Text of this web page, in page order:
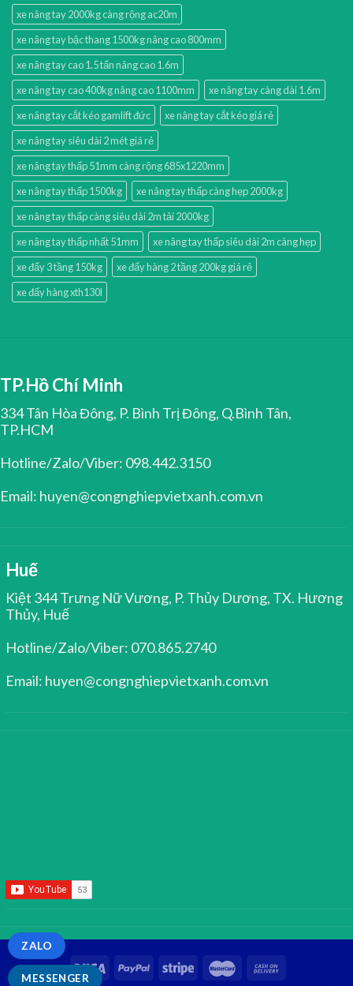
xe nâng tay 2000kg càng rộng ac20m
xe nâng tay bậc thang 1500kg nâng cao 800mm
xe nâng tay cao 1.5 tấn nâng cao 1.6m
xe nâng tay cao 400kg nâng cao 1100mm
xe nâng tay càng dài 1.6m
xe nâng tay cắt kéo gamlift đức
xe nâng tay cắt kéo giá rẻ
xe nâng tay siêu dài 2 mét giá rẻ
xe nâng tay thấp 51mm càng rộng 685x1220mm
xe nâng tay thấp 1500kg
xe nâng tay thấp càng hẹp 2000kg
xe nâng tay thấp càng siêu dài 2m tải 2000kg
xe nâng tay thấp nhất 51mm
xe nâng tay thấp siêu dài 2m càng hẹp
xe đẩy 3 tầng 150kg
xe đẩy hàng 2 tầng 200kg giá rẻ
xe đẩy hàng xth130l
TP.Hồ Chí Minh
334 Tân Hòa Đông, P. Bình Trị Đông, Q.Bình Tân,
TP.HCM
Hotline/Zalo/Viber: 098.442.3150
Email: huyen@congnghiepvietxanh.com.vn
Huế
Kiệt 344 Trưng Nữ Vương, P. Thủy Dương, TX. Hương
Thủy, Huế
Hotline/Zalo/Viber: 070.865.2740
Email: huyen@congnghiepvietxanh.com.vn
MESSENGER
ZALO